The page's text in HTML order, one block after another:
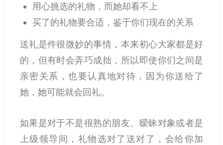
用心挑选的礼物，而她却看不上
买了的礼物要合适，鉴于你们现在的关系
送礼是件很微妙的事情，本来初心大家都是好
的，但有时会弄巧成拙，所以即使你们之间是
亲密关系，也要认真地对待，因为你送给了
她，她可能就会回礼。
如果是对于不是很熟的朋友、暧昧对象或者是
上级领导间，礼物选对了送对了，会给你加